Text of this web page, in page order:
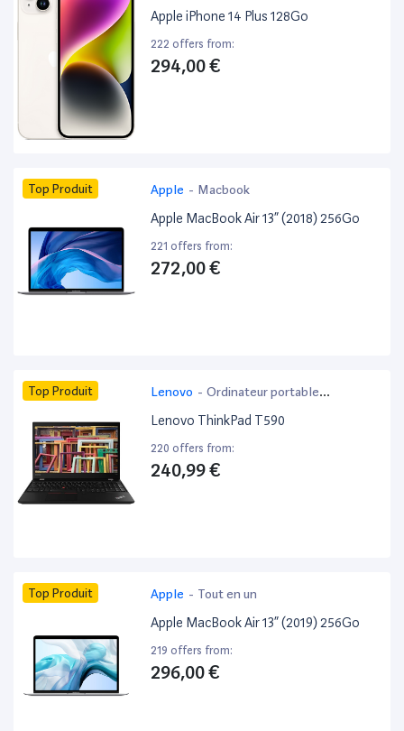
Apple iPhone 14 Plus 128Go
222 offers from:
294,00 €
Top Produit Apple - Macbook
Apple MacBook Air 13” (2018) 256Go
221 offers from:
272,00 €
Top Produit Lenovo - Ordinateur portable
bureautique
Lenovo ThinkPad T590
220 offers from:
240,99 €
Top Produit Apple - Tout en un
Apple MacBook Air 13” (2019) 256Go
219 offers from:
296,00 €